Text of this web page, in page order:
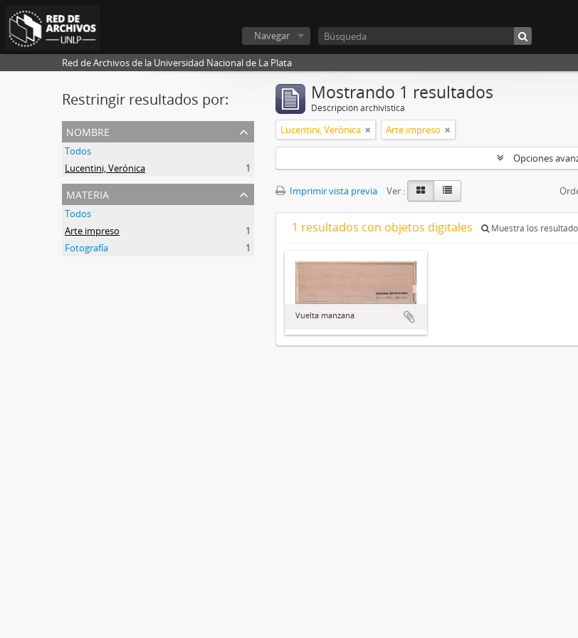
Navegar
Red de Archivos de la Universidad Nacional de La Plata
Restringir resultados por:
nombre
Todos
Lucentini, Verónica
1
materia
Todos
Arte impreso
1
Fotografía
1
Mostrando 1 resultados
Descripción archivística
Lucentini, Verónica Arte impreso
Opciones
Imprimir vista previa Ver :
1 resultados con objetos digitales Muestra los
Vuelta manzana